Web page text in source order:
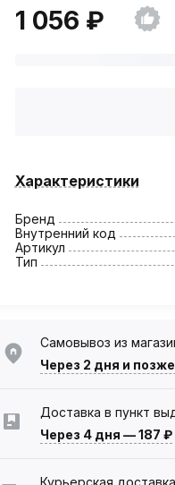
1 056 ₽
Характеристики
Бренд
Внутренний код
Артикул
Тип
Самовывоз из
Через 2 дня и
Доставка в пункт
Через 4 дня —187 ₽
Курьерская доставка